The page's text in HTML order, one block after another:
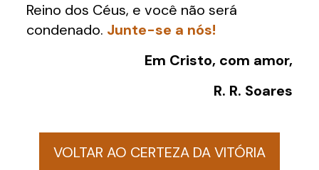
Reino dos Céus, e você não será
condenado. Junte-se a nós!
Em Cristo, com amor,
R. R. Soares
VOLTAR AO CERTEZA DA VITÓRIA